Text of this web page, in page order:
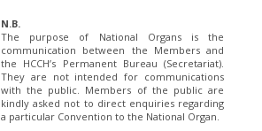
N.B.
The purpose of National Organs is the
communication between the Members and
the HCCH’s Permanent Bureau (Secretariat).
They are not intended for communications
with the public. Members of the public are
kindly asked not to direct enquiries regarding
a particular Convention to the National Organ.